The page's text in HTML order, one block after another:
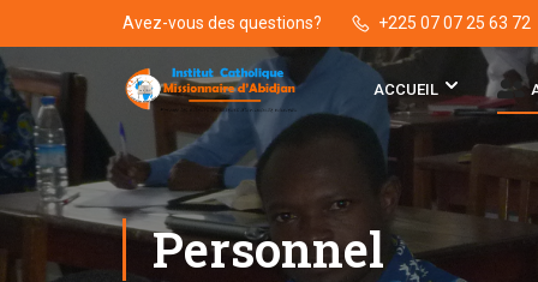
Avez-vous des questions? +225 07 07 25 63 72
ACCUEIL
Personnel